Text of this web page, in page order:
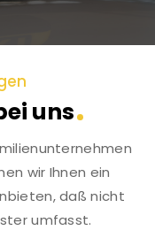
uns
wir Ihnen ein
daß nicht
umfasst.